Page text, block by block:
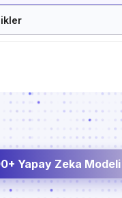
Yapay Zeka Modeli